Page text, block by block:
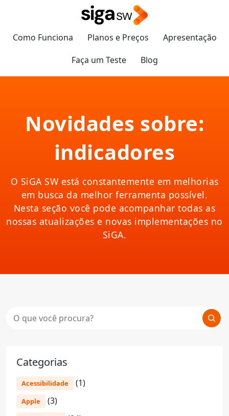
Como Funciona Planos e Preços
Apresentação
Faça um Teste
Blog
Novidades sobre:
indicadores
O SiGA SW está constantemente em melhorias
em busca da melhor ferramenta possível.
Nesta seção você pode acompanhar todas as
nossas atualizações e novas implementações no
SiGA.
Categorias
Acessibilidade (1)
Apple (3)